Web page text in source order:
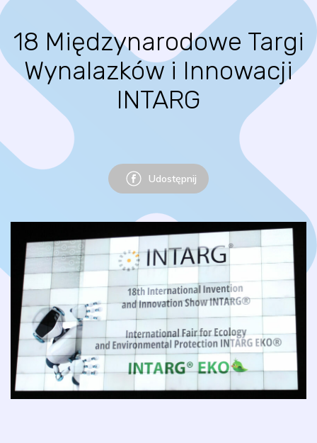
18 Międzynarodowe Targi
Wynalazków i Innowacji
INTARG
Udostępnij